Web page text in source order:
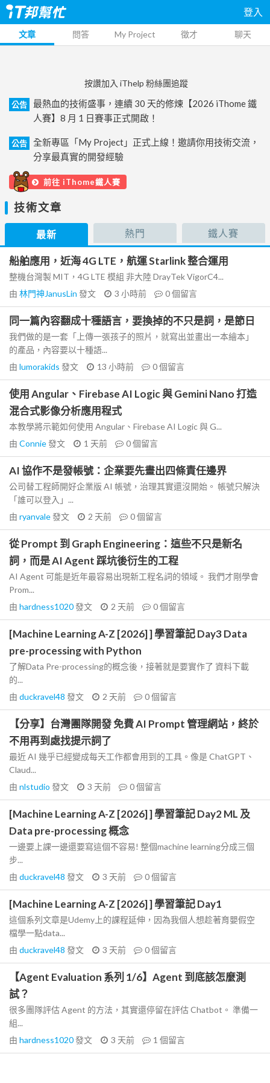
登入
文章 問答 My Project 徵才 聊天
按讚加入 iThelp 粉絲團追蹤
公告
最熱血的技術盛事，連續 30 天的修煉【2026 iThome 鐵
人賽】8 月 1 日賽事正式開啟！
公告
全新專區「My Project」正式上線！邀請你用技術交流，
分享最真實的開發經驗
前往 iThome鐵人賽
技術文章
最新 熱門 鐵人賽
船舶應用，近海 4G LTE，航運 Starlink 整合運用
整機台灣製 MIT，4G LTE 模組 非大陸 DrayTek VigorC4...
由 林門神JanusLin 發文 3 小時前 0個留言
同一篇內容翻成十種語言，要換掉的不只是詞，是節日
我們做的是一套「上傳一張孩子的照片，就寫出並畫出一本繪本」
的產品，內容要以十種語...
由 lumorakids 發文 13 小時前 0個留言
使用 Angular、Firebase AI Logic 與 Gemini Nano 打造
混合式影像分析應用程式
本教學將示範如何使用 Angular、Firebase AI Logic 與 G...
由 Connie發文 1 天前 0個留言
AI 協作不是發帳號：企業要先畫出四條責任邊界
公司替工程師開好企業版 AI 帳號，治理其實還沒開始。 帳號只解決
「誰可以登入」...
由 ryanvale發文 2 天前 0個留言
從 Prompt 到 Graph Engineering：這些不只是新名
詞，而是 AI Agent 踩坑後衍生的工程
AI Agent 可能是近年最容易出現新工程名詞的領域。 我們才剛學會
Prom...
由 hardness1020發文 2 天前 0個留言
[Machine Learning A-Z [2026] ] 學習筆記 Day3 Data
pre-processing with Python
了解Data Pre-processing的概念後，接著就是要實作了 資料下載
的...
由 duckravel48 發文 2 天前 0個留言
【分享】台灣團隊開發 免費 AI Prompt 管理網站，終於
不用再到處找提示詞了
最近 AI 幾乎已經變成每天工作都會用到的工具。像是 ChatGPT、
Claud...
由 nlstudio 發文 3 天前 0個留言
[Machine Learning A-Z [2026] ] 學習筆記 Day2 ML 及
Data pre-processing 概念
一邊要上課一邊還要寫這個不容易! 整個machine learning分成三個
步...
由 duckravel48 發文 3 天前 0個留言
[Machine Learning A-Z [2026] ] 學習筆記 Day1
這個系列文章是Udemy上的課程延伸，因為我個人想趁著育嬰假空
檔學一點data...
由 duckravel48 發文 3 天前 0個留言
【Agent Evaluation 系列 1/6】Agent 到底該怎麼測
試？
很多團隊評估 Agent 的方法，其實還停留在評估 Chatbot。 準備一
組...
由 hardness1020發文 3 天前 1 個留言